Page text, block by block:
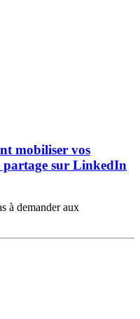
mobiliser vos
partage sur LinkedIn
à demander aux